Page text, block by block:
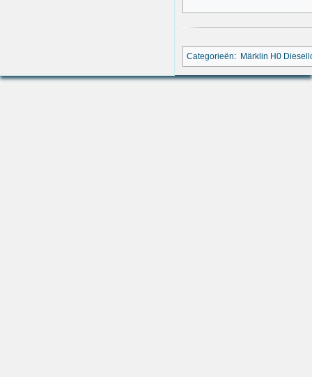
Categorieën: Märklin H0